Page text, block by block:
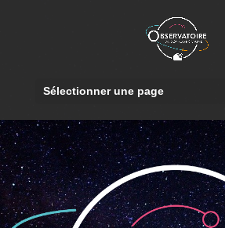
Sélectionner une page